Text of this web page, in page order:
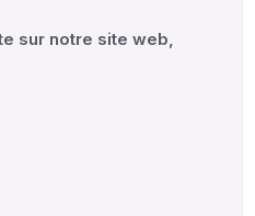
sur notre site web,